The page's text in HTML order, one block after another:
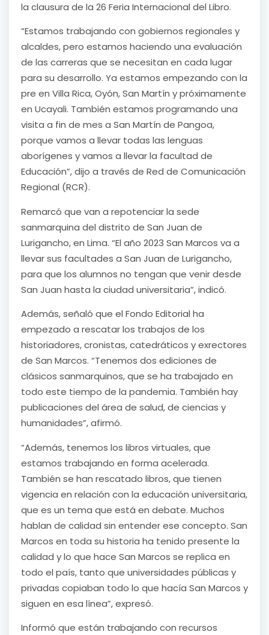
la clausura de la 26 Feria Internacional del Libro.
“Estamos trabajando con gobiernos regionales y
alcaldes, pero estamos haciendo una evaluación
de las carreras que se necesitan en cada lugar
para su desarrollo. Ya estamos empezando con la
pre en Villa Rica, Oyón, San Martín y próximamente
en Ucayali. También estamos programando una
visita a fin de mes a San Martín de Pangoa,
porque vamos a llevar todas las lenguas
aborígenes y vamos a llevar la facultad de
Educación”, dijo a través de Red de Comunicación
Regional (RCR).
Remarcó que van a repotenciar la sede
sanmarquina del distrito de San Juan de
Lurigancho, en Lima. “El año 2023 San Marcos va a
llevar sus facultades a San Juan de Lurigancho,
para que los alumnos no tengan que venir desde
San Juan hasta la ciudad universitaria”, indicó.
Además, señaló que el Fondo Editorial ha
empezado a rescatar los trabajos de los
historiadores, cronistas, catedráticos y exrectores
de San Marcos. “Tenemos dos ediciones de
clásicos sanmarquinos, que se ha trabajado en
todo este tiempo de la pandemia. También hay
publicaciones del área de salud, de ciencias y
humanidades”, afirmó.
“Además, tenemos los libros virtuales, que
estamos trabajando en forma acelerada.
También se han rescatado libros, que tienen
vigencia en relación con la educación universitaria,
que es un tema que está en debate. Muchos
hablan de calidad sin entender ese concepto. San
Marcos en toda su historia ha tenido presente la
calidad y lo que hace San Marcos se replica en
todo el país, tanto que universidades públicas y
privadas copiaban todo lo que hacía San Marcos y
siguen en esa línea”, expresó.
Informó que están trabajando con recursos